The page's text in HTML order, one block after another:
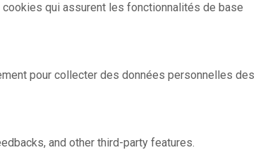
qui assurent les fonctionnalités de base
pour collecter des données personnelles des
and other third-party features.